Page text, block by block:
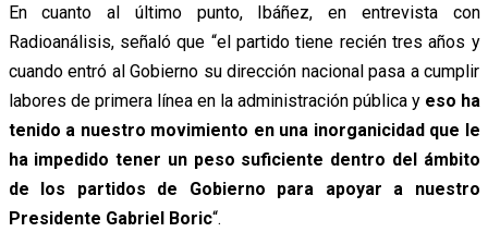
En cuanto al último punto, Ibáñez, en entrevista con
Radioanálisis, señaló que “el partido tiene recién tres años y
cuando entró al Gobierno su dirección nacional pasa a cumplir
labores de primera línea en la administración pública y eso ha
tenido a nuestro movimiento en una inorganicidad que le
ha impedido tener un peso suficiente dentro del ámbito
de los partidos de Gobierno para apoyar a nuestro
Presidente Gabriel Boric“.